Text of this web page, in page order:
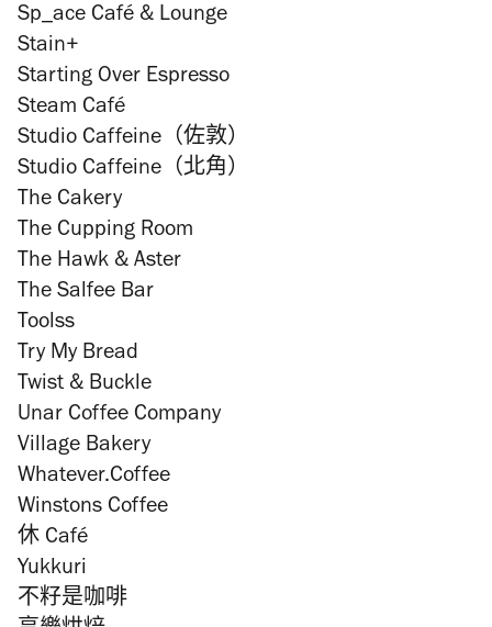
Sp_ace Café & Lounge
Stain+
Starting Over Espresso
Steam Café
Studio Caffeine（佐敦）
Studio Caffeine（北角）
The Cakery
The Cupping Room
The Hawk & Aster
The Salfee Bar
Toolss
Try My Bread
Twist & Buckle
Unar Coffee Company
Village Bakery
Whatever.Coffee
Winstons Coffee
休 Café
Yukkuri
不籽是咖啡